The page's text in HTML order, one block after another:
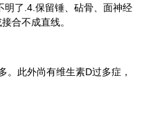
明了.4.保留锤、砧骨、面神经
合不成直线。
此外尚有维生素D过多症，